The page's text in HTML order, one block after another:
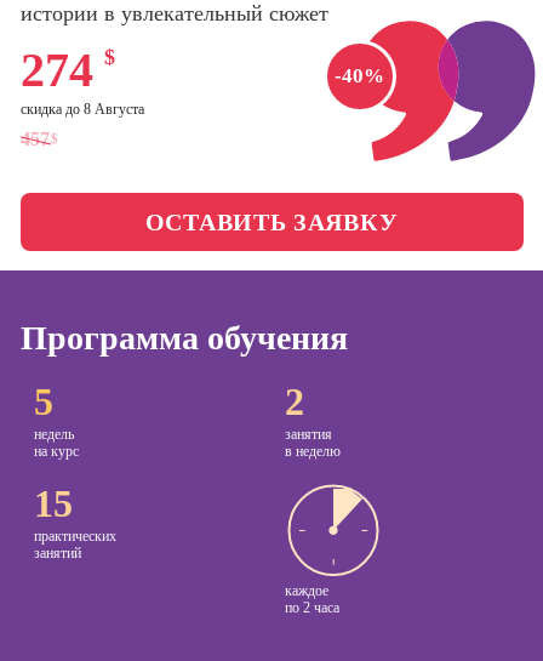
Школа бизнеса и
управления
Фотошкола
Школа рисования
Онлайн-обучение
Профессия
Менеджер по
маркетингу в
социальных
сетях (SMM-
менеджер)
Профессия
истории в увлекательный сюжет
-40%
457$
274 $
скидка до 8 Августа
ОСТАВИТЬ ЗАЯВКУ
Программа обучения
5
недель
на курс
2
занятия
в неделю
15
практических
занятий
каждое
по 2 часа